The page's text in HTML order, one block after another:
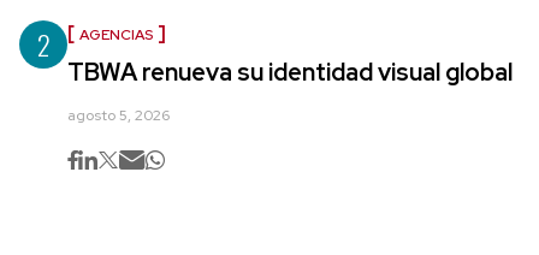
2 AGENCIAS
TBWA renueva su identidad visual global
agosto 5, 2026